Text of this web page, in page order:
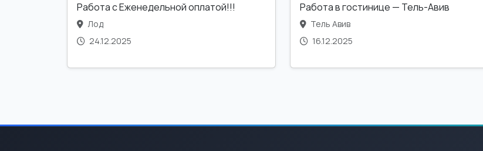
Работа с Еженедельной оплатой!!!
Лод
24.12.2025
Работа в гостинице — Тель-Авив
Тель Авив
16.12.2025